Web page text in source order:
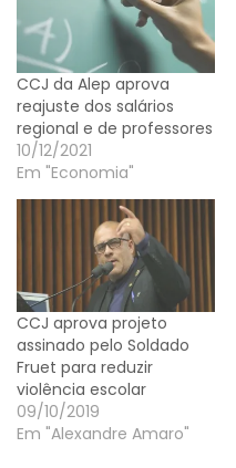
CCJ da Alep aprova
reajuste dos salários
regional e de professores
10/12/2021
Em "Economia"
CCJ aprova projeto
assinado pelo Soldado
Fruet para reduzir
violência escolar
09/10/2019
Em "Alexandre Amaro"